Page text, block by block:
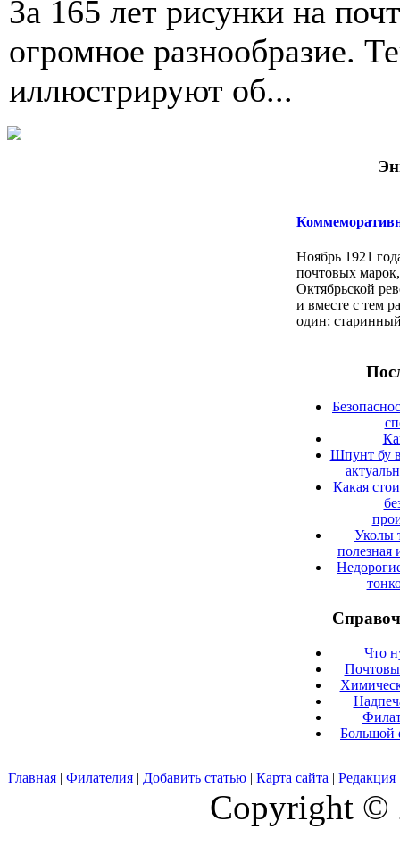
За 165 лет рисунки на
огромное разнообразие.
иллюстри­руют об...
Ноябрь 1921
почтовых
Октябрьской
и вместе с тем
один:
Шпунт бу
Какая
Уколы
полезная
Что
Большой
Главная | Филателия | Добавить статью | Карта сайта | Редакция
Copyright ©